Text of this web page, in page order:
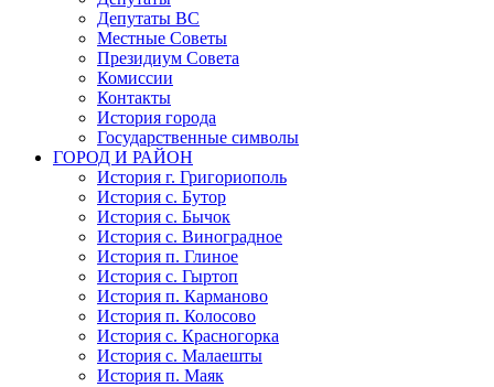
Депутаты ВС
Местные Советы
Президиум Совета
Комиссии
Контакты
История города
Государственные символы
ГОРОД И РАЙОН
История г. Григориополь
История с. Бутор
История с. Бычок
История с. Виноградное
История п. Глиное
История с. Гыртоп
История п. Карманово
История п. Колосово
История с. Красногорка
История с. Малаешты
История п. Маяк